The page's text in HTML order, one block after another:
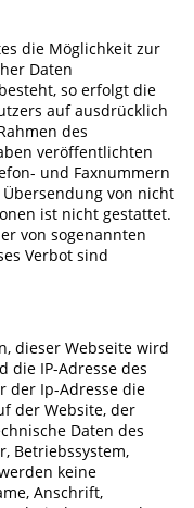
die Möglichkeit zur
Daten
so erfolgt die
auf ausdrücklich
des
veröffentlichten
und Faxnummern
von nicht
ist nicht gestattet.
von sogenannten
Verbot sind
dieser Webseite wird
die IP-Adresse des
der Ip-Adresse die
der Website, der
Daten des
Betriebssystem,
keine
Anschrift,